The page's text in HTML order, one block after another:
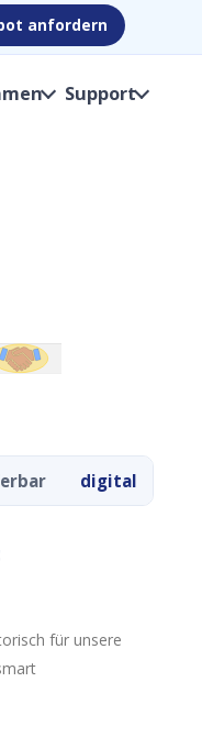
anfordern
Support
digital
für unsere